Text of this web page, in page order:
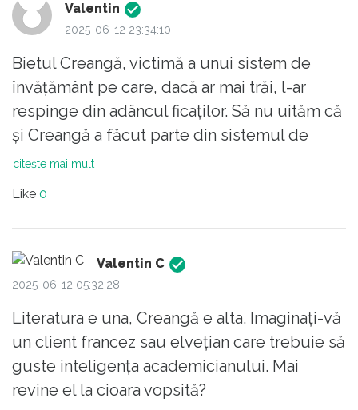
Valentin
2025-06-12 23:34:10
Bietul Creangă, victimă a unui sistem de
învățământ pe care, dacă ar mai trăi, l-ar
respinge din adâncul ficaților. Să nu uităm că
și Creangă a făcut parte din sistemul de
învățământ; a fost învățător. Și încă unul iubit
decide să continue cancerul didactic care
omoară complet cartea: CRITICA LITERARĂ.
Nu vorbim aici de promovarea lecturii, de
umor, de gustul și frumusețea unei povești,
ci de aiureala "metatextului intertexuat care,
prin decalarea narativului liricoido-substratic
al o operei, trezește o senzație de viziune
citește mai mult
Like 0
Valentin C
2025-06-12 05:32:28
Literatura e una, Creangă e alta. Imaginați-vă
un client francez sau elvețian care trebuie să
guste inteligența academicianului. Mai
revine el la cioara vopsită?